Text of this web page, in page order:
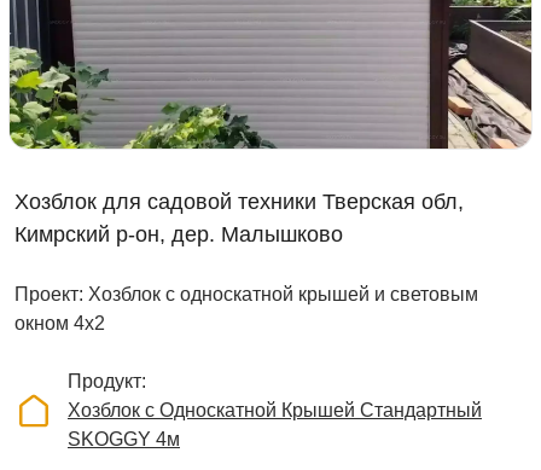
Хозблок для садовой техники Тверская обл,
Кимрский р-он, дер. Малышково
Проект: Хозблок с односкатной крышей и световым
окном 4х2
Продукт
Хозблок с Односкатной Крышей Стандартный
SKOGGY 4м